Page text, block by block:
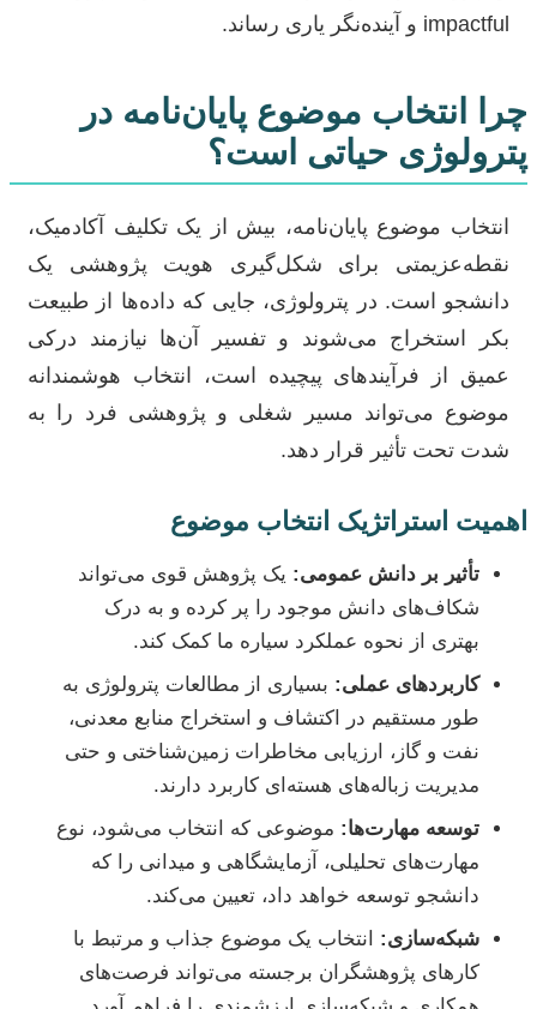
impactful و آینده‌نگر یاری رساند.
چرا انتخاب موضوع پایان‌نامه در
پترولوژی حیاتی است؟
انتخاب موضوع پایان‌نامه، بیش از یک تکلیف آکادمیک،
نقطه‌عزیمتی برای شکل‌گیری هویت پژوهشی یک
دانشجو است. در پترولوژی، جایی که داده‌ها از طبیعت
بکر استخراج می‌شوند و تفسیر آن‌ها نیازمند درکی
عمیق از فرآیندهای پیچیده است، انتخاب هوشمندانه
موضوع می‌تواند مسیر شغلی و پژوهشی فرد را به
شدت تحت تأثیر قرار دهد.
اهمیت استراتژیک انتخاب موضوع
تأثیر بر دانش عمومی: یک پژوهش قوی می‌تواند
شکاف‌های دانش موجود را پر کرده و به درک
بهتری از نحوه عملکرد سیاره ما کمک کند.
کاربردهای عملی: بسیاری از مطالعات پترولوژی به
طور مستقیم در اکتشاف و استخراج منابع معدنی،
نفت و گاز، ارزیابی مخاطرات زمین‌شناختی و حتی
مدیریت زباله‌های هسته‌ای کاربرد دارند.
توسعه مهارت‌ها: موضوعی که انتخاب می‌شود، نوع
مهارت‌های تحلیلی، آزمایشگاهی و میدانی را که
دانشجو توسعه خواهد داد، تعیین می‌کند.
شبکه‌سازی: انتخاب یک موضوع جذاب و مرتبط با
کارهای پژوهشگران برجسته می‌تواند فرصت‌های